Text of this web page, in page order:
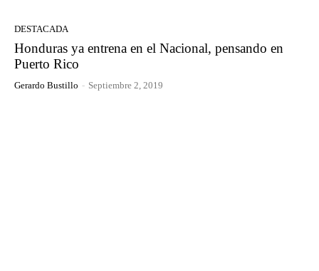
DESTACADA
Honduras ya entrena en el Nacional, pensando en
Puerto Rico
Gerardo Bustillo - Septiembre 2, 2019